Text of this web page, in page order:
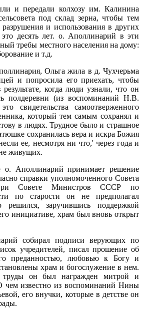
и передали колхозу им. Калинина
под склад зерна, чтобы тем
и использования в других
десять лет. о. Аполлинарий в эти
требы местного населения на дому:
и т.д.
Ольга жила в д. Чухчерьма
и попросила его приехать, чтобы
когда люди узнали, что он
полдеревни (из воспоминаний Н.В.
свидетельства самоотверженного
который тем самым сохранял и
в людях. Трудное было и страшное
сохранилась вера и искра Божия
ее, несмотря ни что,' через года и
живущих.
о. Аполлинарий принимает решение
справки уполномоченного Совета
Совете Министров СССР по
по старости он не предполагал
решился, заручившись поддержкой
инициативе, храм был вновь открыт
собирал подписи верующих по
учредителей, писал прошение об
преданностью, любовью к Богу и
храм и богослужение в нем.
труды он был награжден митрой и
чем известно из воспоминаний Нины
его внучки, которые в детстве он